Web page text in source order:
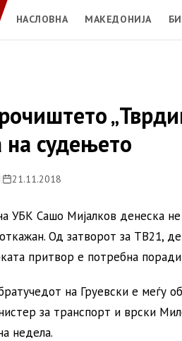
НАСЛОВНА МАКЕДОНИЈА
на судењето
| 21.11.2018
УБК Сашо Мијалков денеска
Од затворот за ТВ21,
притвор е потребна
на Груевски е меѓу
за транспорт и врски
недела.